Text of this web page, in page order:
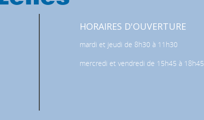
HORAIRES D'OUVERTURE
mardi et jeudi de 8h30 à 11h30
mercredi et vendredi de 15h45 à 18h45